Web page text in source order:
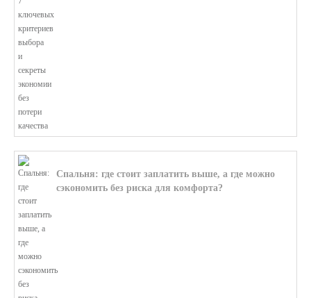
Спальня: где стоит заплатить выше, а где можно
сэкономить без риска для комфорта?